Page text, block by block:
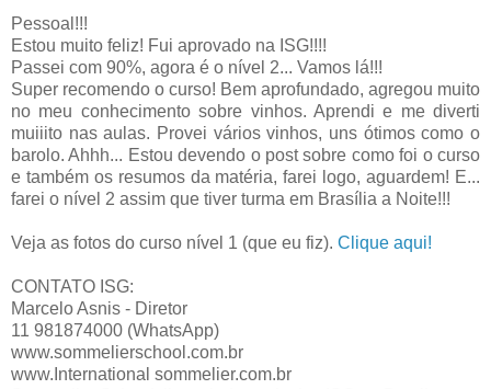
Pessoal!!!
Estou muito feliz! Fui aprovado na ISG!!!!
Passei com 90%, agora é o nível 2... Vamos lá!!!
Super recomendo o curso! Bem aprofundado, agregou muito
no meu conhecimento sobre vinhos. Aprendi e me diverti
muiiito nas aulas. Provei vários vinhos, uns ótimos como o
barolo. Ahhh... Estou devendo o post sobre como foi o curso
e também os resumos da matéria, farei logo, aguardem! E...
farei o nível 2 assim que tiver turma em Brasília a Noite!!!
Veja as fotos do curso nível 1 (que eu fiz). Clique aqui!
CONTATO ISG:
Marcelo Asnis - Diretor
11 981874000 (WhatsApp)
www.sommelierschool.com.br
www.International sommelier.com.br